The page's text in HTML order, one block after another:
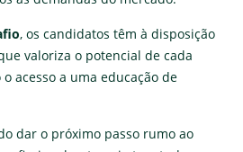
, os candidatos têm à disposição
valoriza o potencial de cada
acesso a uma educação de
dar o próximo passo rumo ao